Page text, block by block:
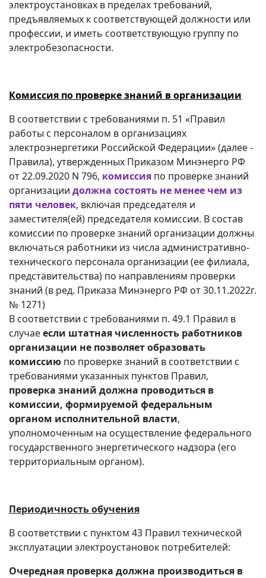
электроустановках в пределах требований,
предъявляемых к соответствующей должности или
профессии, и иметь соответствующую группу по
электробезопасности.
Комиссия по проверке знаний в организации
В соответствии с требованиями п. 51 «Правил
работы с персоналом в организациях
электроэнергетики Российской Федерации» (далее -
Правила), утвержденных Приказом Минэнерго РФ
от 22.09.2020 N 796, комиссия по проверке знаний
организации должна состоять не менее чем из
пяти человек, включая председателя и
заместителя(ей) председателя комиссии. В состав
комиссии по проверке знаний организации должны
включаться работники из числа административно-
технического персонала организации (ее филиала,
представительства) по направлениям проверки
знаний (в ред. Приказа Минэнерго РФ от 30.11.2022г.
№ 1271)
В соответствии с требованиями п. 49.1 Правил в
случаеесли штатная численность работников
организации не позволяет образовать
комиссию по проверке знаний в соответствии с
требованиями указанных пунктов Правил,
проверка знаний должна проводиться в
комиссии, формируемой федеральным
органом исполнительной власти,
уполномоченным на осуществление федерального
государственного энергетического надзора (его
территориальным органом).
Периодичность обучения
В соответствии с пунктом 43 Правил технической
эксплуатации электроустановок потребителей:
Очередная проверка должна производиться в